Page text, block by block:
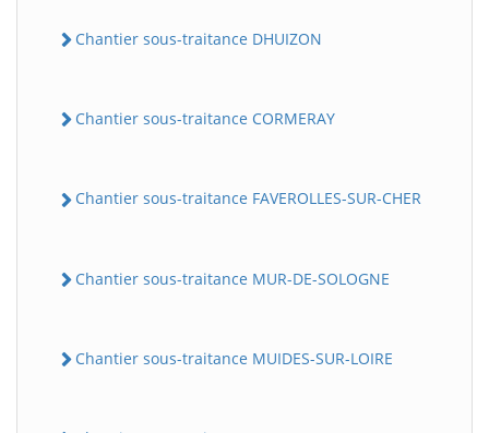
Chantier sous-traitance DHUIZON
Chantier sous-traitance CORMERAY
Chantier sous-traitance FAVEROLLES-SUR-CHER
Chantier sous-traitance MUR-DE-SOLOGNE
Chantier sous-traitance MUIDES-SUR-LOIRE